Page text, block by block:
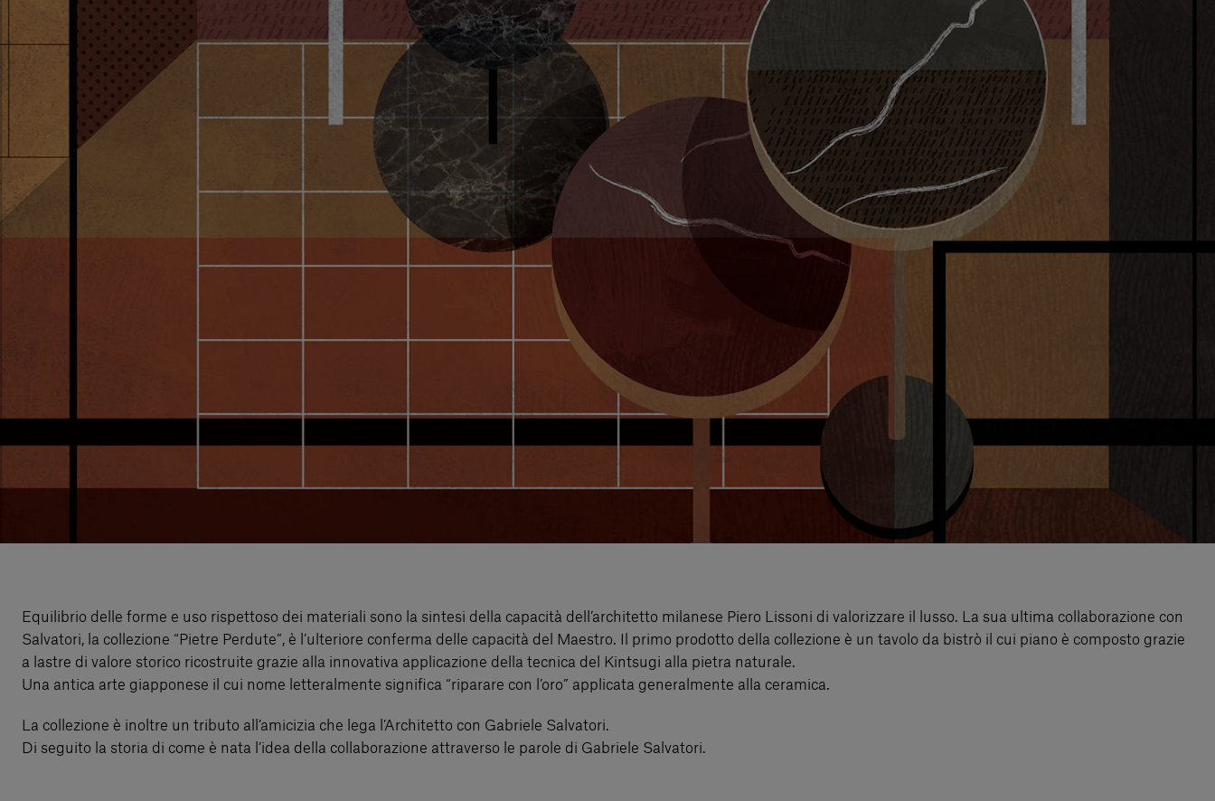
Equilibrio delle forme e uso rispettoso dei materiali sono la sintesi della capacità dell’architetto milanese Piero Lissoni di valorizzare il lusso. La sua ultima collaborazione con
Salvatori, la collezione “Pietre Perdute”, è l’ulteriore conferma delle capacità del Maestro. Il primo prodotto della collezione è un tavolo da bistrò il cui piano è composto grazie
a lastre di valore storico ricostruite grazie alla innovativa applicazione della tecnica del Kintsugi alla pietra naturale.
Una antica arte giapponese il cui nome letteralmente significa “riparare con l’oro” applicata generalmente alla ceramica.
La collezione è inoltre un tributo all’amicizia che lega l’Architetto con Gabriele Salvatori.
Di seguito la storia di come è nata l’idea della collaborazione attraverso le parole di Gabriele Salvatori.